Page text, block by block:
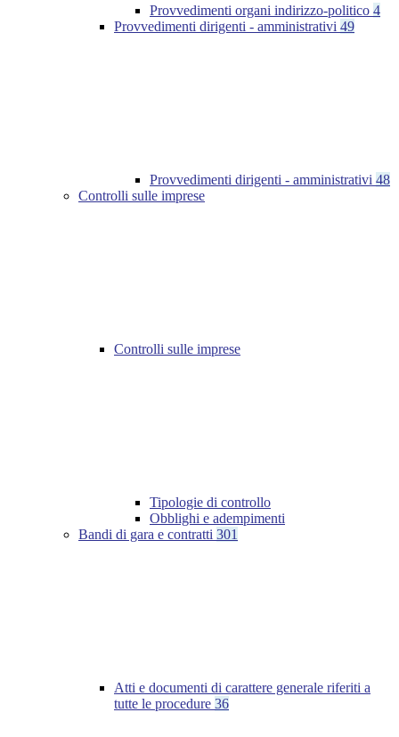
Provvedimenti organi indirizzo-politico 4
Provvedimenti dirigenti - amministrativi 49
Provvedimenti dirigenti - amministrativi 48
Controlli sulle imprese
Controlli sulle imprese
Tipologie di controllo
Obblighi e adempimenti
Bandi di gara e contratti 301
Atti e documenti di carattere generale riferiti a
tutte le procedure 36